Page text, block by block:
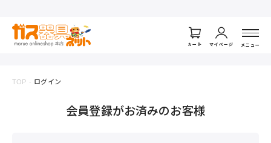
カート マイページ メニュー
TOP ログイン
会員登録がお済みのお客様